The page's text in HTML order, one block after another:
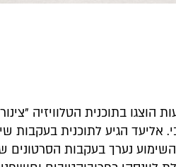
הוצגו בתוכנית הטלוויזיה
אליעד הגיע לתוכנית בעקבות
נערך בעקבות הסרטונים